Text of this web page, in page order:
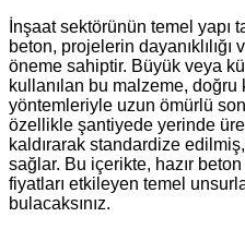
İnşaat sektörünün temel yapı
beton, projelerin
öneme sahiptir. Büyük veya
kullanılan bu malzeme, doğru
yöntemleriyle uzun ömürlü
özellikle şantiyede yerinde
kaldırarak standardize
sağlar. Bu içerikte, hazır
fiyatları etkileyen temel
bulacaksınız.